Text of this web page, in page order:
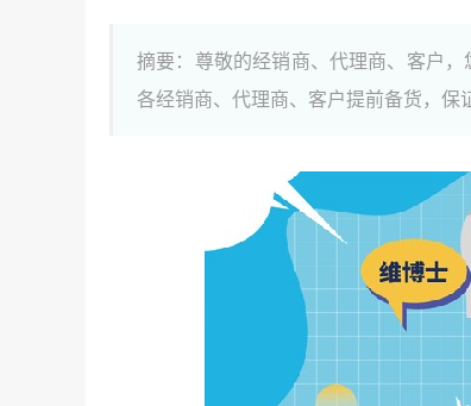
摘要：尊敬的经销商、代理商、客户
各经销商、代理商、客户提前备货，保